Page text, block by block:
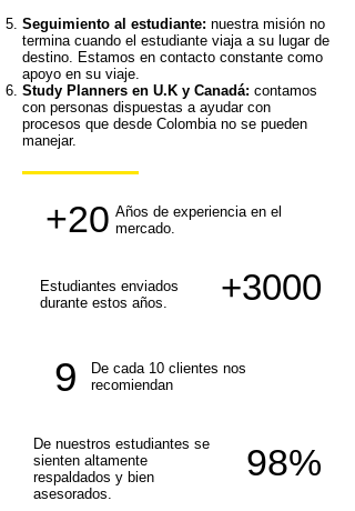
Seguimiento al estudiante: nuestra misión no
termina cuando el estudiante viaja a su lugar de
destino. Estamos en contacto constante como
apoyo en su viaje.
Study Planners en U.K y Canadá: contamos
con personas dispuestas a ayudar con
procesos que desde Colombia no se pueden
manejar.
+20 Años de experiencia en el
mercado.​
+3000
Estudiantes enviados
durante estos años.​
9
De cada 10 clientes nos
recomiendan​
98%
De nuestros estudiantes se
sienten altamente
respaldados y bien
asesorados.